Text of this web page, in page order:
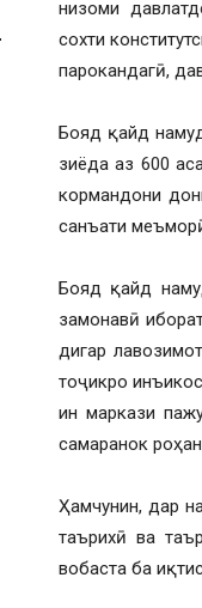
низоми
сохти
парокандагӣ,
Бояд қайд
зиёда аз 600
кормандони
санъати
Бояд қайд
замонавӣ
дигар
тоҷикро
ин маркази
самаранок
Ҳамчунин, дар
таърихӣ ва
вобаста ба